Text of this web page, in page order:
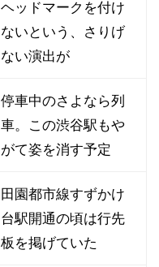
ヘッドマークを付け
ないという、さりげ
ない演出が
停車中のさよなら列
車。この渋谷駅もや
がて姿を消す予定
田園都市線すずかけ
台駅開通の頃は行先
板を掲げていた